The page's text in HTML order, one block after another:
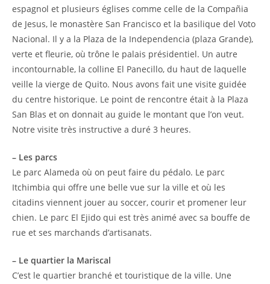
espagnol et plusieurs églises comme celle de la Compañia
de Jesus, le monastère San Francisco et la basilique del Voto
Nacional. Il y a la Plaza de la Independencia (plaza Grande),
verte et fleurie, où trône le palais présidentiel. Un autre
incontournable, la colline El Panecillo, du haut de laquelle
veille la vierge de Quito. Nous avons fait une visite guidée
du centre historique. Le point de rencontre était à la Plaza
San Blas et on donnait au guide le montant que l’on veut.
Notre visite très instructive a duré 3 heures.
– Les parcs
Le parc Alameda où on peut faire du pédalo. Le parc
Itchimbia qui offre une belle vue sur la ville et où les
citadins viennent jouer au soccer, courir et promener leur
chien. Le parc El Ejido qui est très animé avec sa bouffe de
rue et ses marchands d’artisanats.
– Le quartier la Mariscal
C’est le quartier branché et touristique de la ville. Une